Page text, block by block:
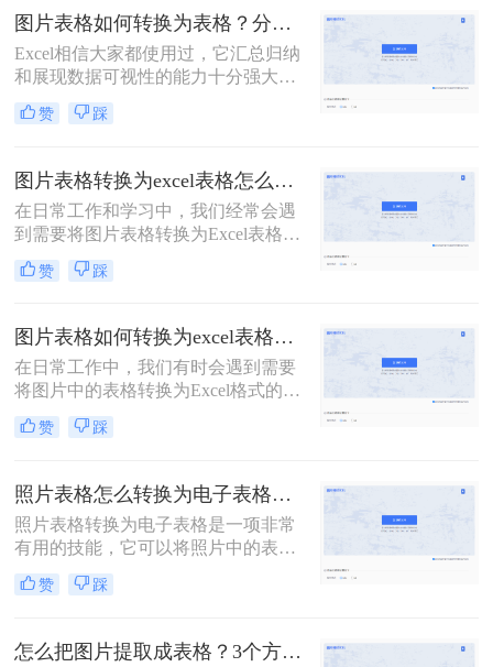
成这一任务。那么图片里的文字怎么
提取到excel呢？本文将为您介绍几种
将图片中的文字高效提取到Excel的方
法。
图片表格如何转换为表格？分享二种简单的方法！
Excel相信大家都使用过，它汇总归纳
和展现数据可视性的能力十分强大。
有时我们需要将图片中的数据转成
Excel表格，有没有转换后和原图保持
表格如何转换为表格，一起来看看
吧。
赞 踩
图片表格转换为excel表格怎么做？试试这个在线转换工具！
在日常工作和学习中，我们经常会遇
到需要将图片表格转换为Excel表格的
情况。这时候，如何快速、准确地将
图片中的数据提取到Excel中，成为了
为excel表格怎么做呢？下面，我将为
大家介绍一种简单而高效的方法，帮
助您实现这一目标。
赞 踩
图片表格如何转换为excel表格？试试看这3个方法！
在日常工作中，我们有时会遇到需要
将图片中的表格转换为Excel格式的需
求。这些表格可能来自于报告、网页
截图或是其他来源，而将其转换为
和处理。那么图片表格如何转换为
excel表格呢？下面将介绍三种实用的
方法来实现这一需求。
赞 踩
照片表格怎么转换为电子表格？教你转换的四种方法~
照片表格转换为电子表格是一项非常
有用的技能，它可以将照片中的表格
快速而准确地转换为可编辑的电子表
格形式。这在处理大量数据时尤其方
照片表格怎么转换为电子表格呢？本
赞 踩
怎么把图片提取成表格？3个方法教你高效处理数据~